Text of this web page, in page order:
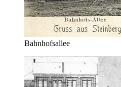
Bahnhofsallee